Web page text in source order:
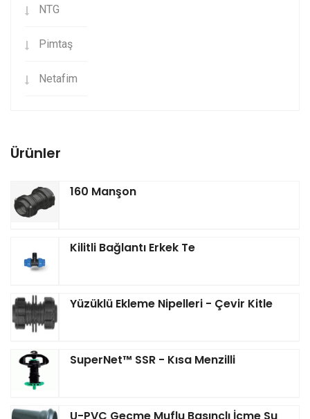
NTG
Pimtaş
Netafim
Ürünler
160 Manşon
Kilitli Bağlantı Erkek Te
Yüzüklü Ekleme Nipelleri - Çevir Kitle
SuperNet™ SSR - Kısa Menzilli